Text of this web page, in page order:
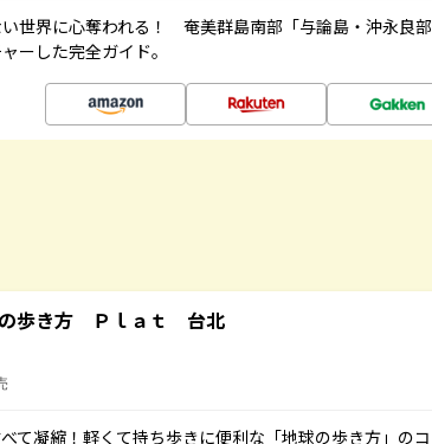
世界に心奪われる！ 奄美群島南部「与論島・沖永良
ーした完全ガイド。
歩き方 Ｐｌａｔ 台北
て凝縮！軽くて持ち歩きに便利な「地球の歩き方」の